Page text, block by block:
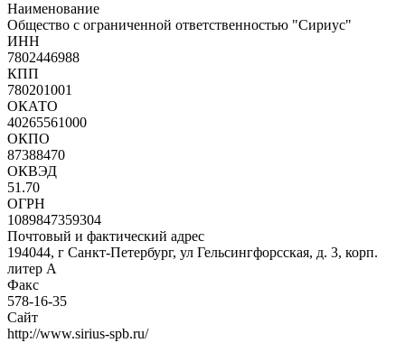
Наименование
Общество с ограниченной ответственностью "Сириус"
ИНН
7802446988
КПП
780201001
ОКАТО
40265561000
ОКПО
87388470
ОКВЭД
51.70
ОГРН
1089847359304
Почтовый и фактический адрес
194044, г Санкт-Петербург, ул Гельсингфорсская, д. 3, корп.
литер А
Факс
578-16-35
Сайт
http://www.sirius-spb.ru/